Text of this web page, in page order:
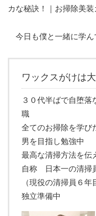
カな秘訣！｜お掃除美装
今日も僕と一緒に学ん
ワックスがけは
３０代半ばで自堕
職
全てのお掃除を学び
男を目指し勉強中
最高な清掃方法を伝
自称 日本一の清掃
（現役の清掃員６年
独立準備中